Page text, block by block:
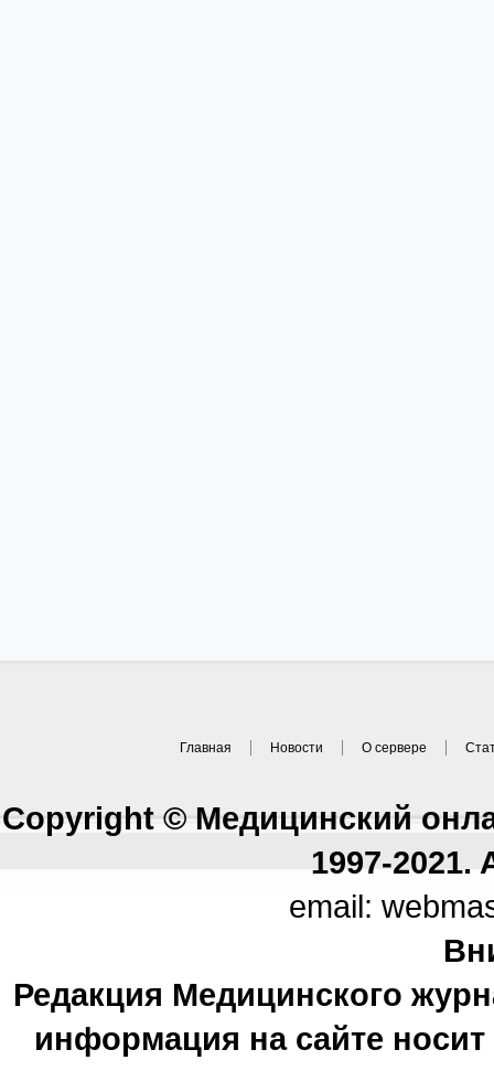
Главная Новости О сервере
Copyright © Медицинский
1997-2021.
email:
Редакция Медицинского
информация на сайте